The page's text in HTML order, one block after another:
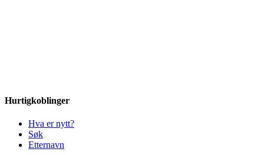
Hurtigkoblinger
Hva er nytt?
Søk
Etternavn